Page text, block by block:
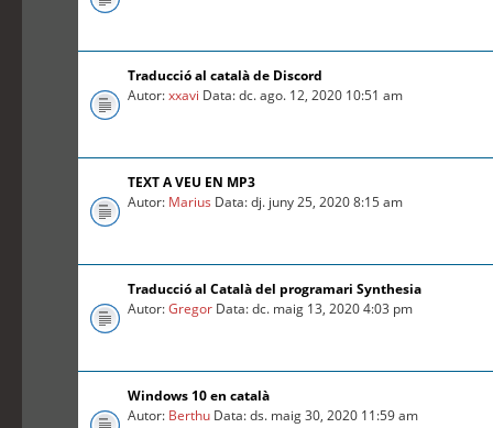
Traducció al català de Discord
Autor:xxavi Data: dc. ago. 12, 2020 10:51 am
TEXT A VEU EN MP3
Autor: Marius Data: dj. juny 25, 2020 8:15 am
Traducció al Català del programari Synthesia
Autor:Gregor Data: dc. maig 13, 2020 4:03 pm
Windows 10 en català
Autor: Berthu Data: ds. maig 30, 2020 11:59 am